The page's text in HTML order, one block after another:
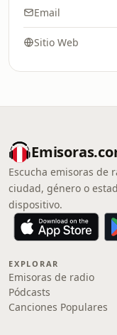
Email
Sitio Web
Escucha emisoras de
ciudad, género o
dispositivo.
EXPLORAR
Emisoras de radio
Pódcasts
Canciones Populares